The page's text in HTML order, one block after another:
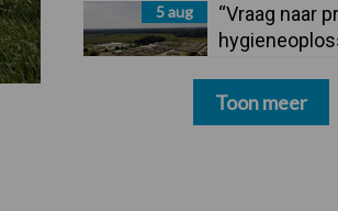
5 aug
“Vraag naar
Toon meer